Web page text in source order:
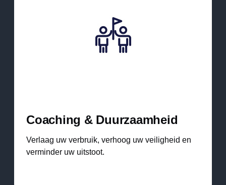
Coaching & Duurzaamheid
Verlaag uw verbruik, verhoog uw veiligheid en
verminder uw uitstoot.